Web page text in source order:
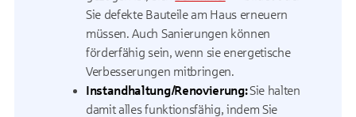
Sie defekte Bauteile am Haus erneuern
müssen. Auch Sanierungen können
förderfähig sein, wenn sie energetische
Verbesserungen mitbringen.
Instandhaltung/Renovierung:Sie halten
damit alles funktionsfähig, indem Sie